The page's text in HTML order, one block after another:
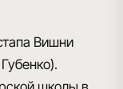
Вишни